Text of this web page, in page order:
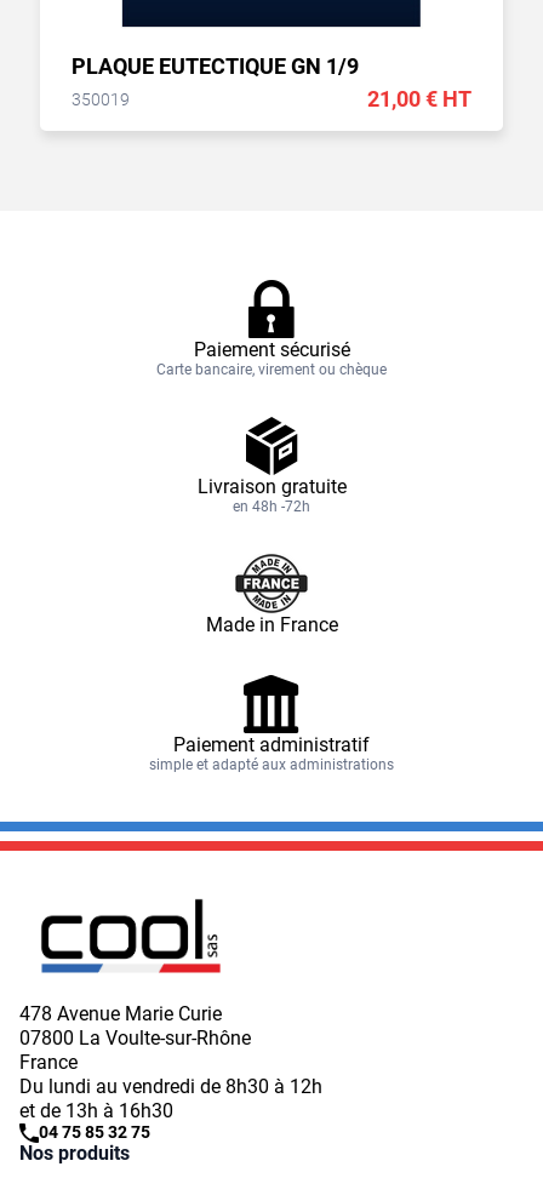
PLAQUE EUTECTIQUE GN 1/9
350019 21,00 € HT
Paiement sécurisé
Carte bancaire, virement ou chèque
Livraison gratuite
en 48h -72h
Made in France
Paiement administratif
simple et adapté aux administrations
478 Avenue Marie Curie
07800 La Voulte-sur-Rhône
France
Du lundi au vendredi de 8h30 à 12h
et de 13h à 16h30
04 75 85 32 75
Nos produits